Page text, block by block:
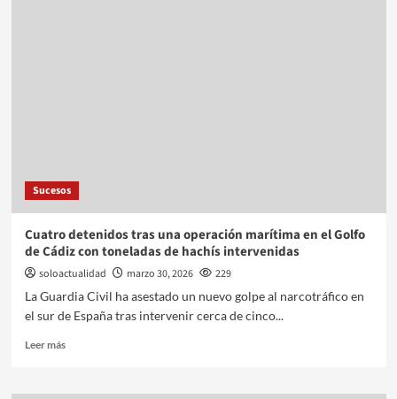
Sucesos
Cuatro detenidos tras una operación marítima en el Golfo
de Cádiz con toneladas de hachís intervenidas
soloactualidad marzo 30, 2026
229
La Guardia Civil ha asestado un nuevo golpe al narcotráfico en
el sur de España tras intervenir cerca de cinco...
Leer más